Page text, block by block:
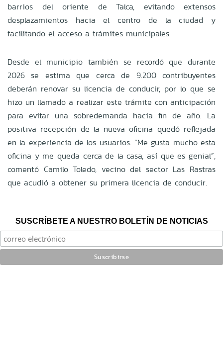
barrios del oriente de Talca, evitando extensos
desplazamientos hacia el centro de la ciudad y
facilitando el acceso a trámites municipales.
Desde el municipio también se recordó que durante
2026 se estima que cerca de 9.200 contribuyentes
deberán renovar su licencia de conducir, por lo que se
hizo un llamado a realizar este trámite con anticipación
para evitar una sobredemanda hacia fin de año. La
positiva recepción de la nueva oficina quedó reflejada
en la experiencia de los usuarios. “Me gusta mucho esta
oficina y me queda cerca de la casa, así que es genial”,
comentó Camilo Toledo, vecino del sector Las Rastras
que acudió a obtener su primera licencia de conducir.
SUSCRÍBETE A NUESTRO BOLETÍN DE NOTICIAS